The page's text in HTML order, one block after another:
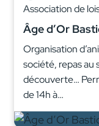
Association de
Âge d’Or
Organisation
société, repas au
découverte…
de 14h à…